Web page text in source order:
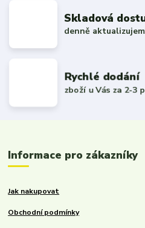
Skladová
denně
Rychlé dodání
zboží u Vás za 2-3
Informace pro zákazníky
Jak nakupovat
Obchodní podmínky